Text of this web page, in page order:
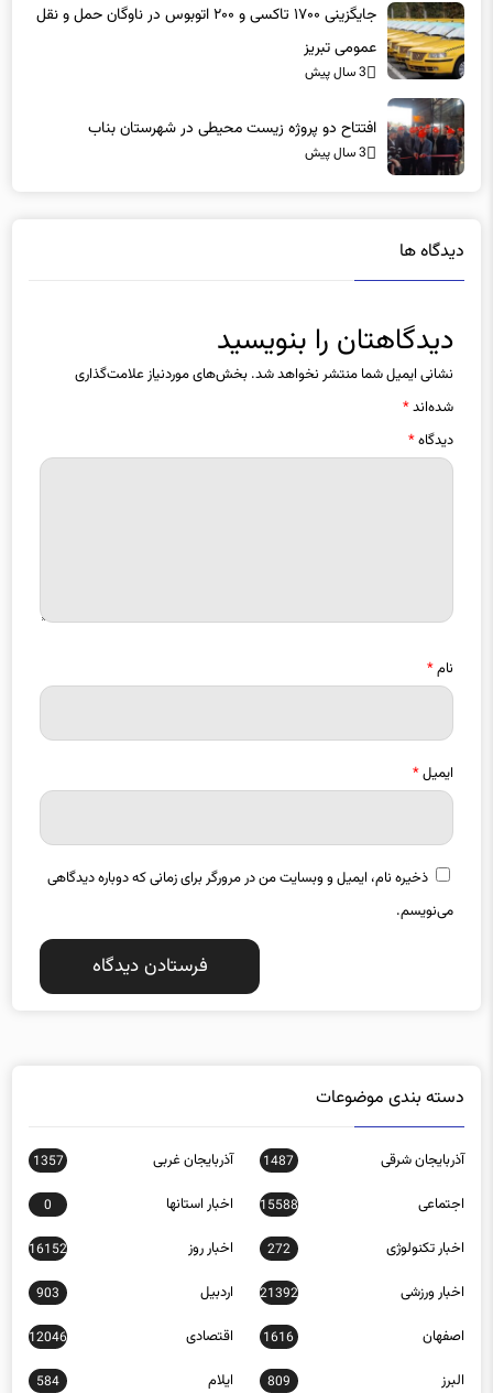
عمومی تبریز
افتتاح دو پروژه زیست محیطی در شهرستان بناب
دیدگاه ها
دیدگاهتان را بنویسید
نشانی ایمیل شما منتشر نخواهد شد.
شده‌اند*
دیدگاه
نام
ایمیل
ذخیره نام، ایمیل و وبسایت من در مرورگر برای زمانی که دوباره دیدگاهی
دسته بندی موضوعات
آذربایجان شرقی 1487 آذربایجان غربی 1357
اجتماعی 15588 اخبار استانها 0
اخبار تکنولوژی 272 اخبار روز 16152
اخبار ورزشی 21392 اردبیل 903
اصفهان 1616 اقتصادی 12046